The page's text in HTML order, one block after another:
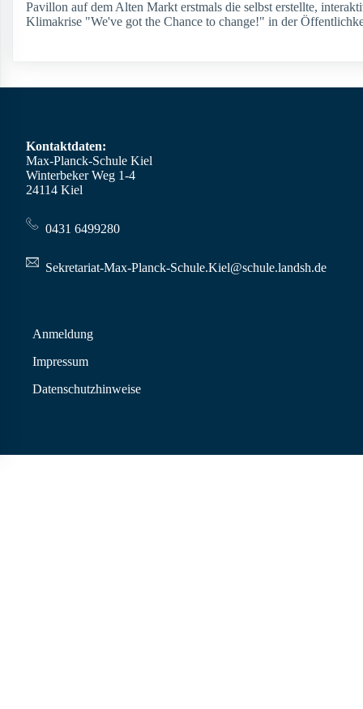
Pavillon auf dem Alten Markt erstmals die selbst erstellte,
Klimakrise "We've got the Chance to change!" in der
Kontaktdaten:
Max-Planck-Schule Kiel
Winterbeker Weg 1-4
24114 Kiel
0431 6499280
Sekretariat-Max-Planck-Schule.Kiel@schule.landsh.de
Anmeldung
Impressum
Datenschutzhinweise